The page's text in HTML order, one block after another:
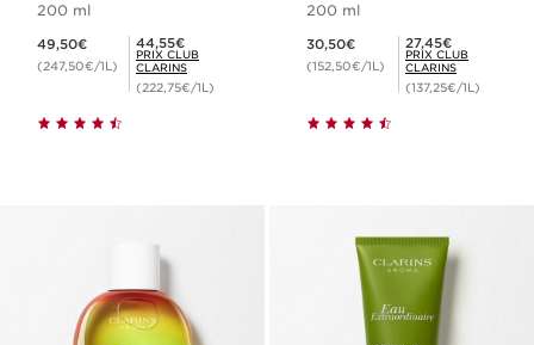
200 ml
49,50€
(247,50€/1L)
Prix Club Clarins 44,55€
44,55€
PRIX CLUB
CLARINS
(222,75€/1L)
200 ml
30,50€
(152,50€/1L)
Prix Club Clarins 27,45€
27,45€
PRIX CLUB
CLARINS
(137,25€/1L)